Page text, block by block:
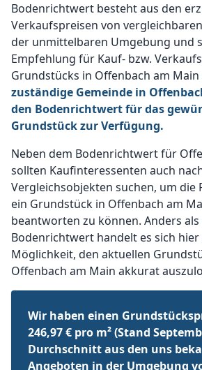
Bodenrichtwert besteht aus den
Verkaufspreisen von
der unmittelbaren Umgebung und
Empfehlung für Kauf- bzw.
Grundstücks in Offenbach am Main
zuständige Gemeinde in
den Bodenrichtwert für das
Grundstück zur Verfügung.
Neben dem Bodenrichtwert für
sollten Kaufinteressenten auch
Vergleichsobjekten suchen, um die
ein Grundstück in Offenbach am
beantworten zu können. Anders als
Bodenrichtwert handelt es sich
Möglichkeit, den aktuellen
Offenbach am Main akkurat
Wir haben einen
246,97 € pro m² (Stand
Durchschnitt aus den uns
Angeboten in der Umgebung